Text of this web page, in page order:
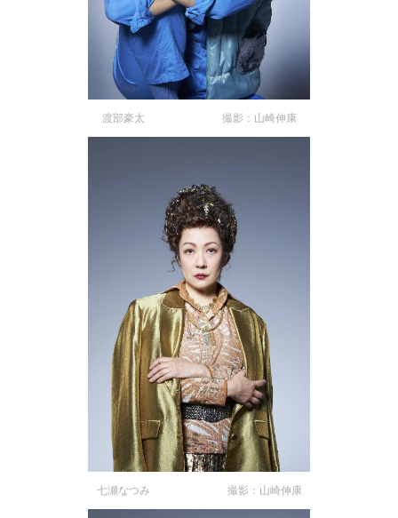
渡部豪太 撮影：山崎伸康
七瀬なつみ 撮影：山崎伸康